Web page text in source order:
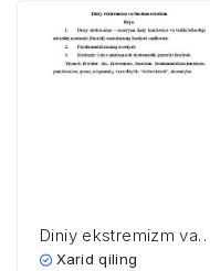
Diniy ekstrеmizm va
fundamеntalizm
Xarid qiling